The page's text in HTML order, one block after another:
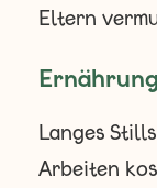
Eltern
Langes
Arbeiten